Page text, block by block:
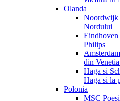
Olanda
Noordwijk
Nordului
Eindhoven
Philips
din
Haga si
Haga si la
Polonia
MSC